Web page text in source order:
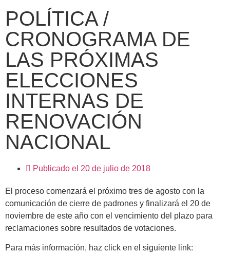
POLÍTICA /
CRONOGRAMA DE
LAS PRÓXIMAS
ELECCIONES
INTERNAS DE
RENOVACIÓN
NACIONAL
Publicado el 20 de julio de 2018
El proceso comenzará el próximo tres de agosto con la
comunicación de cierre de padrones y finalizará el 20 de
noviembre de este año con el vencimiento del plazo para
reclamaciones sobre resultados de votaciones.
Para más información, haz click en el siguiente link: